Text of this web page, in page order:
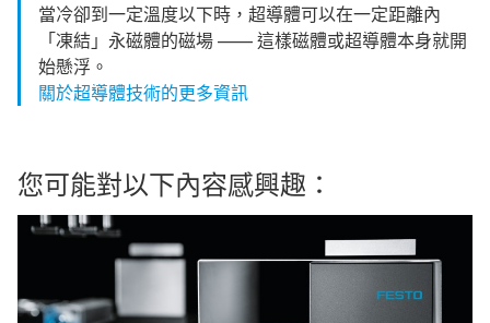
當冷卻到一定溫度以下時，超導體可以在一定距離內
「凍結」永磁體的磁場 —— 這樣磁體或超導體本身就開
始懸浮。
關於超導體技術的更多資訊
您可能對以下內容感興趣：